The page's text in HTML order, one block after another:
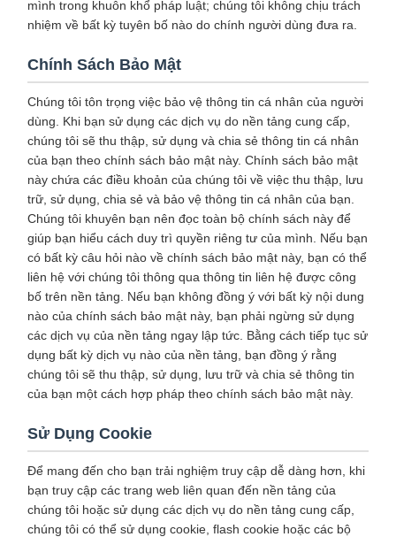
mình trong khuôn khổ pháp luật; chúng tôi không chịu trách
nhiệm về bất kỳ tuyên bố nào do chính người dùng đưa ra.
Chính Sách Bảo Mật
Chúng tôi tôn trọng việc bảo vệ thông tin cá nhân của người
dùng. Khi bạn sử dụng các dịch vụ do nền tảng cung cấp,
chúng tôi sẽ thu thập, sử dụng và chia sẻ thông tin cá nhân
của bạn theo chính sách bảo mật này. Chính sách bảo mật
này chứa các điều khoản của chúng tôi về việc thu thập, lưu
trữ, sử dụng, chia sẻ và bảo vệ thông tin cá nhân của bạn.
Chúng tôi khuyên bạn nên đọc toàn bộ chính sách này để
giúp bạn hiểu cách duy trì quyền riêng tư của mình. Nếu bạn
có bất kỳ câu hỏi nào về chính sách bảo mật này, bạn có thể
liên hệ với chúng tôi thông qua thông tin liên hệ được công
bố trên nền tảng. Nếu bạn không đồng ý với bất kỳ nội dung
nào của chính sách bảo mật này, bạn phải ngừng sử dụng
các dịch vụ của nền tảng ngay lập tức. Bằng cách tiếp tục sử
dụng bất kỳ dịch vụ nào của nền tảng, bạn đồng ý rằng
chúng tôi sẽ thu thập, sử dụng, lưu trữ và chia sẻ thông tin
của bạn một cách hợp pháp theo chính sách bảo mật này.
Sử Dụng Cookie
Để mang đến cho bạn trải nghiệm truy cập dễ dàng hơn, khi
bạn truy cập các trang web liên quan đến nền tảng của
chúng tôi hoặc sử dụng các dịch vụ do nền tảng cung cấp,
chúng tôi có thể sử dụng cookie, flash cookie hoặc các bộ